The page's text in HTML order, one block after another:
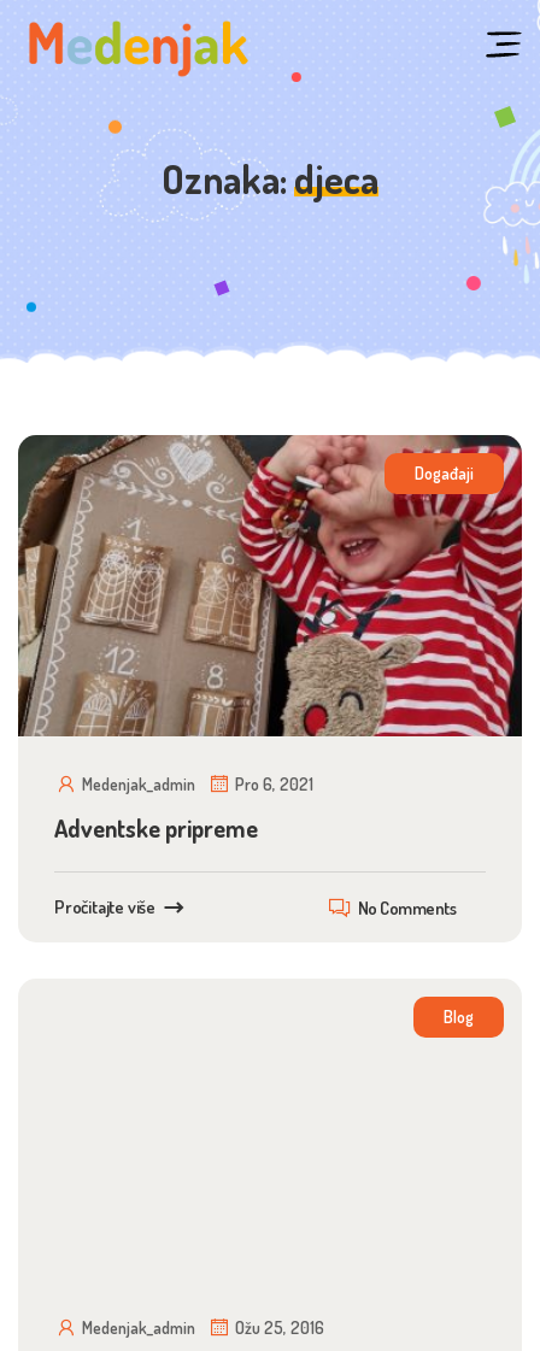
Skip
Oznaka:djeca
Događaji
Medenjak_admin Pro 6, 2021
Adventske pripreme
Pročitajte više No Comments
Blog
Medenjak_admin Ožu 25, 2016